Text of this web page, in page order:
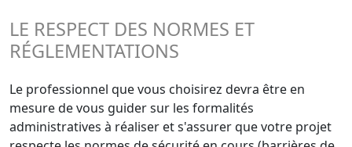
LE RESPECT DES NORMES ET
RÉGLEMENTATIONS
Le professionnel que vous choisirez devra être en
mesure de vous guider sur les formalités
administratives à réaliser et s'assurer que votre projet